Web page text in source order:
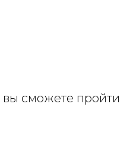
вы сможете пройти